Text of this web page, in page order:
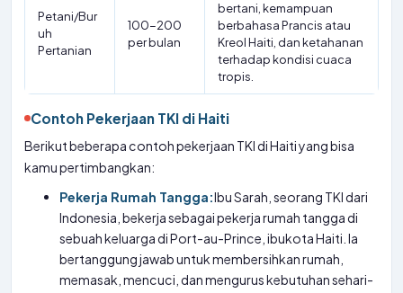
Petani/Bur
uh
Pertanian
100-200
per bulan
bertani, kemampuan
berbahasa Prancis atau
Kreol Haiti, dan ketahanan
terhadap kondisi cuaca
tropis.
Contoh Pekerjaan TKI di Haiti
Berikut beberapa contoh pekerjaan TKI di Haiti yang bisa
kamu pertimbangkan:
Pekerja Rumah Tangga:Ibu Sarah, seorang TKI dari
Indonesia, bekerja sebagai pekerja rumah tangga di
sebuah keluarga di Port-au-Prince, ibukota Haiti. Ia
bertanggung jawab untuk membersihkan rumah,
memasak, mencuci, dan mengurus kebutuhan sehari-